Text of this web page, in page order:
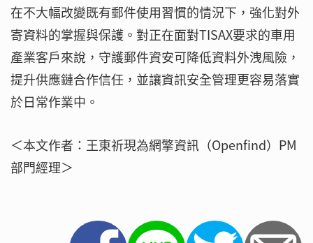
在不大幅改變既有郵件使用習慣的情況下，強化對外
寄資料的掌握與保護。對正在面對TISAX要求的車用
產業客戶來說，守護郵件資安可降低資料外洩風險，
提升供應鏈合作信任，並讓資訊安全管理更容易落實
於日常作業中。
＜本文作者：王東祈現為網擎資訊（Openfind）PM
部門經理＞